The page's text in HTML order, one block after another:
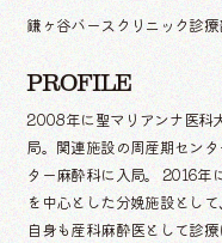
鎌ヶ谷バースクリニック診
PROFILE
2008年に聖マリアンナ医科
局。関連施設の周産期セン
ター麻酔科に入局。 2016年
を中心とした分娩施設とし
自身も産科麻酔医として診